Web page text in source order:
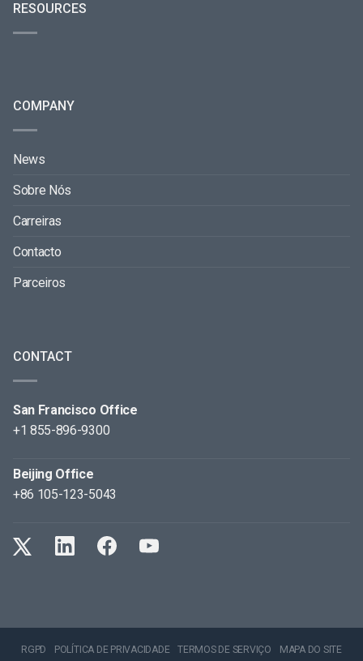
RESOURCES
COMPANY
News
Sobre Nós
Carreiras
Contacto
Parceiros
CONTACT
San Francisco Office
+1 855-896-9300
Beijing Office
+86 105-123-5043
RGPD POLÍTICA DE PRIVACIDADE TERMOS DE SERVIÇO MAPA DO SITE